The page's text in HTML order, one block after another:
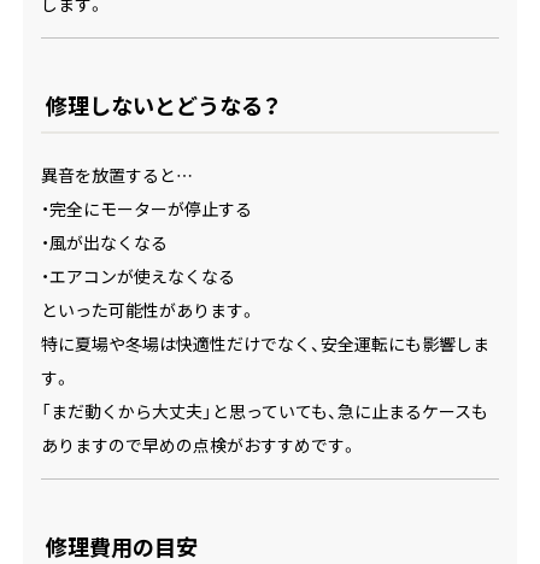
修理しないとどうなる？
異音を放置すると…
・完全にモーターが停止する
・風が出なくなる
・エアコンが使えなくなる
といった可能性があります。
特に夏場や冬場は快適性だけでなく、安全運転にも影響しま
す。
「まだ動くから大丈夫」と思っていても、急に止まるケースも
ありますので早めの点検がおすすめです。
修理費用の目安